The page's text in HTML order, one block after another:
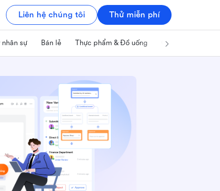
Liên hệ chúng tôi Thử miễn phí
sự Bán lẻ Thực phẩm & Đồ uống Công nghệ & IT